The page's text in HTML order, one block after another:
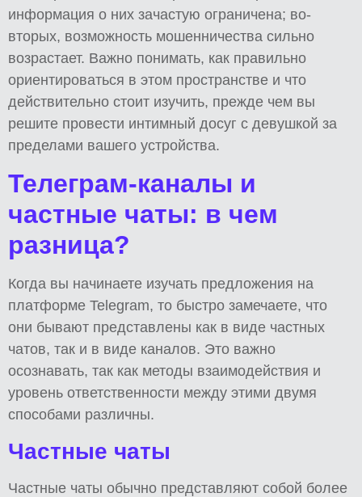
информация о них зачастую ограничена; во-
вторых, возможность мошенничества сильно
возрастает. Важно понимать, как правильно
ориентироваться в этом пространстве и что
действительно стоит изучить, прежде чем вы
решите провести интимный досуг с девушкой за
пределами вашего устройства.
Телеграм-каналы и
частные чаты: в чем
разница?
Когда вы начинаете изучать предложения на
платформе Telegram, то быстро замечаете, что
они бывают представлены как в виде частных
чатов, так и в виде каналов. Это важно
осознавать, так как методы взаимодействия и
уровень ответственности между этими двумя
способами различны.
Частные чаты
Частные чаты обычно представляют собой более